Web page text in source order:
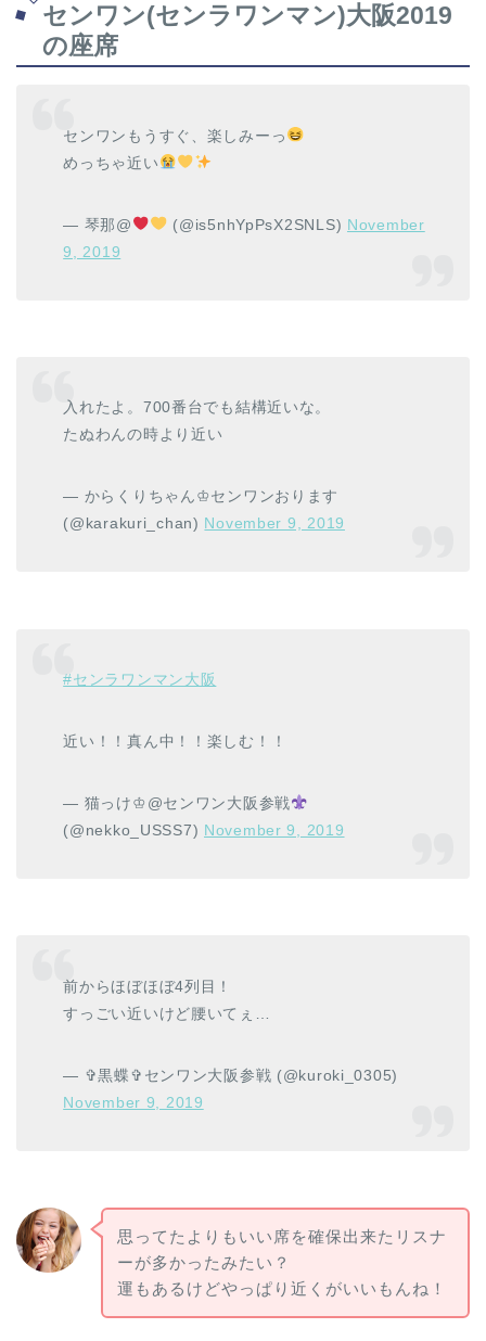
センワン(センラワンマン)大阪2019
の座席
センワンもうすぐ、楽しみーっ
めっちゃ近い
— 琴那@ (@is5nhYpPsX2SNLS) November
9, 2019
入れたよ。700番台でも結構近いな。
たぬわんの時より近い
— からくりちゃん♔センワンおります
(@karakuri_chan) November 9, 2019
#センラワンマン大阪
近い！！真ん中！！楽しむ！！
— 猫っけ♔@センワン大阪参戦
(@nekko_USSS7) November 9, 2019
前からほぼほぼ4列目！
すっごい近いけど腰いてぇ…
— ✞黒蝶✞センワン大阪参戦 (@kuroki_0305)
November 9, 2019
思ってたよりもいい席を確保出来たリスナ
ーが多かったみたい？
運もあるけどやっぱり近くがいいもんね！